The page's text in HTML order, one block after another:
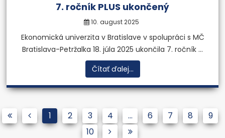
7. ročník PLUS ukončený
10. august 2025
Ekonomická univerzita v Bratislave v spolupráci s MČ
Bratislava-Petržalka 18. júla 2025 ukončila 7. ročník ...
Čítať ďalej...
1 2 3 4 ... 6 7 8
9
10